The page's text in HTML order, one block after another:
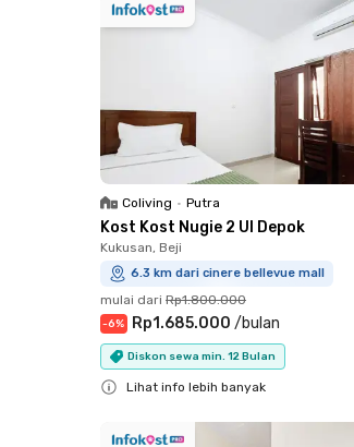
Coliving • Putra
Kost Kost Nugie 2 UI Depok
Kukusan, Beji
6.3 km dari cinere bellevue mall
mulai dari Rp1.800.000
-6% Rp1.685.000 /bulan
Diskon sewa min. 12 Bulan
Lihat info lebih banyak